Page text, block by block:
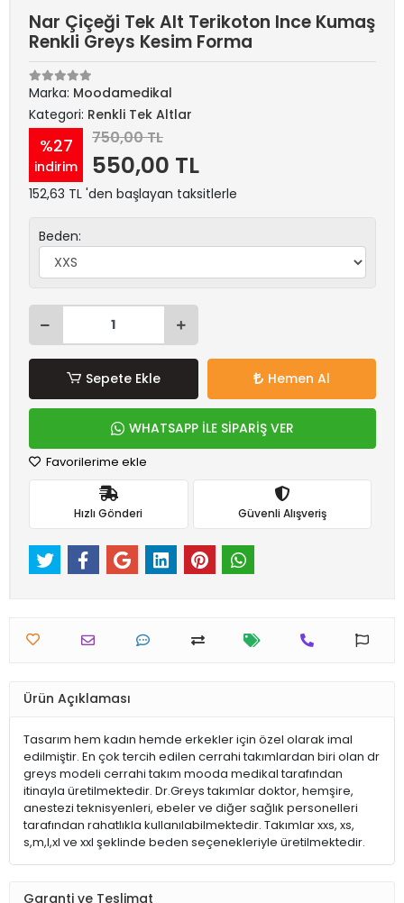
Nar Çiçeği Tek Alt Terikoton Ince Kumaş
Renkli Greys Kesim Forma
Marka: Moodamedikal
Kategori: Renkli Tek Altlar
%27
indirim
750,00 TL
550,00 TL
152,63 TL 'den başlayan taksitlerle
Beden:
Sepete Ekle Hemen Al
WHATSAPP İLE SİPARİŞ VER
Favorilerime ekle
Hızlı Gönderi Güvenli Alışveriş
Ürün Açıklaması
Tasarım hem kadın hemde erkekler için özel olarak imal
edilmiştir. En çok tercih edilen cerrahi takımlardan biri olan dr
greys modeli cerrahi takım mooda medikal tarafından
itinayla üretilmektedir. Dr.Greys takımlar doktor, hemşire,
anestezi teknisyenleri, ebeler ve diğer sağlık personelleri
tarafından rahatlıkla kullanılabilmektedir. Takımlar xxs, xs,
s,m,l,xl ve xxl şeklinde beden seçenekleriyle üretilmektedir.
Garanti ve Teslimat